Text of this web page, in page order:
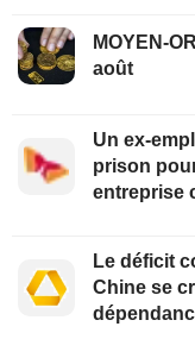
MOYEN-
août
Un ex-
prison
entreprise
Le déficit
Chine se